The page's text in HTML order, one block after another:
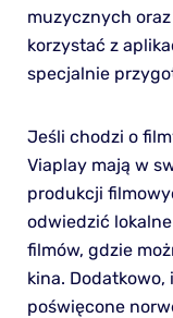
muzycznych
korzystać z
specjalnie
Jeśli chodzi o
Viaplay mają w
produkcji
odwiedzić
filmów, gdzie
kina.
poświęcone